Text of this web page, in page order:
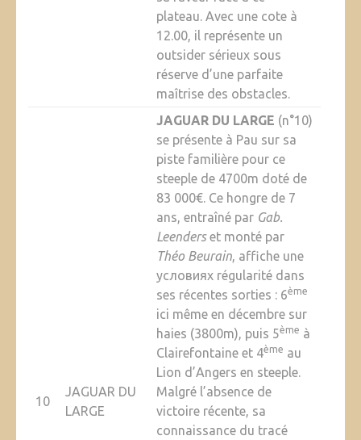
plateau. Avec une cote à
12.00, il représente un
outsider sérieux sous
réserve d’une parfaite
maîtrise des obstacles.
10
JAGUAR DU
LARGE
JAGUAR DU LARGE (n°10)
se présente à Pau sur sa
piste familière pour ce
steeple de 4700m doté de
83 000€. Ce hongre de 7
ans, entraîné par Gab.
Leenderset monté par
Théo Beurain, affiche une
условиях régularité dans
ses récentes sorties : 6ème
ici même en décembre sur
haies (3800m), puis 5ème à
Clairefontaine et 4ème au
Lion d’Angers en steeple.
Malgré l’absence de
victoire récente, sa
connaissance du tracé